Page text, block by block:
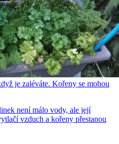
je zaléváte. Kořeny se mohou
není málo vody, ale její
vzduch a kořeny přestanou